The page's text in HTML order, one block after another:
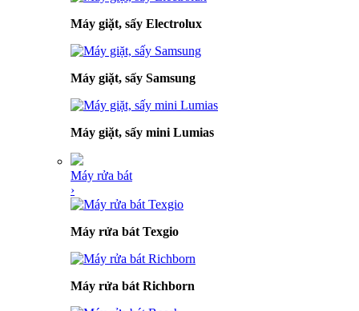
Máy giặt, sấy Electrolux
Máy giặt, sấy Samsung
Máy giặt, sấy mini Lumias
Máy rửa bát
›
Máy rửa bát Texgio
Máy rửa bát Richborn